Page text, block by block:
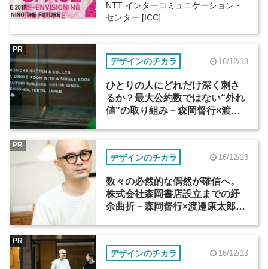
NTT インターコミュニケーション・
センター [ICC]
デザインのチカラ 16/12/13
ひとりの人にどれだけ深く刺さ
るか？最大公約数ではない“外れ
値”の取り組み－森岡督行×渡邉
PR
デザインのチカラ 16/12/13
数々の必然的な偶然が確信へ。
株式会社森岡書店設立までの紆
余曲折－森岡督行×渡邉康太郎
PR
デザインのチカラ 16/12/13
PR